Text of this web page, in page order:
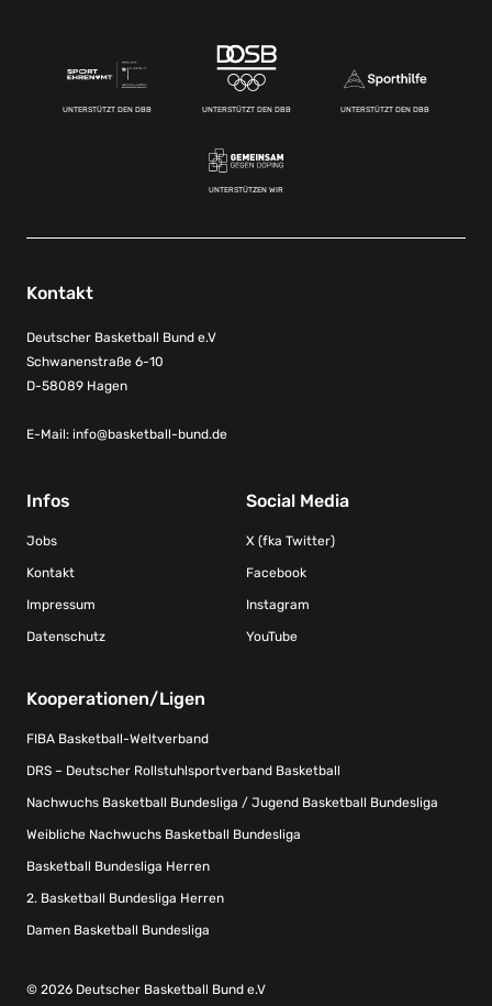
UNTERSTÜTZT DEN DBB UNTERSTÜTZT DEN DBB UNTERSTÜTZT DEN DBB
UNTERSTÜTZEN WIR
Kontakt
Deutscher Basketball Bund e.V
Schwanenstraße 6-10
D-58089 Hagen
E-Mail: info@basketball-bund.de
Infos
Jobs
Kontakt
Impressum
Datenschutz
Social Media
X (fka Twitter)
Facebook
Instagram
YouTube
Kooperationen/Ligen
FIBA Basketball-Weltverband
DRS – Deutscher Rollstuhlsportverband Basketball
Nachwuchs Basketball Bundesliga / Jugend Basketball Bundesliga
Weibliche Nachwuchs Basketball Bundesliga
Basketball Bundesliga Herren
2. Basketball Bundesliga Herren
Damen Basketball Bundesliga
© 2026 Deutscher Basketball Bund e.V